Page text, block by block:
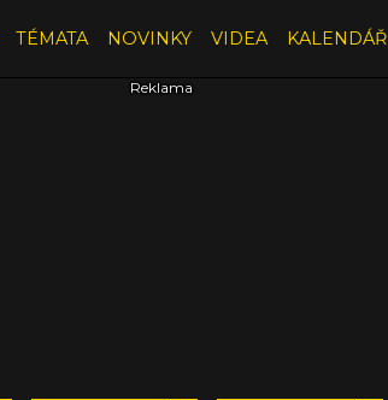
TÉMATA NOVINKY VIDEA KALENDÁŘ